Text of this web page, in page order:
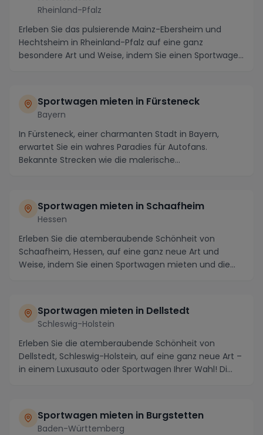
Rheinland-Pfalz
Erleben Sie das pulsierende Mainz-Ebersheim und
Hechtsheim in Rheinland-Pfalz auf eine ganz
besondere Art und Weise, indem Sie einen Sportwagen
Sportwagen mieten in Fürsteneck
Bayern
In Fürsteneck, einer charmanten Stadt in Bayern,
erwartet Sie ein wahres Paradies für Autofans.
Bekannte Strecken wie die malerische
Sportwagen mieten in Schaafheim
Hessen
Erleben Sie die atemberaubende Schönheit von
Schaafheim, Hessen, auf eine ganz neue Art und
Weise, indem Sie einen Sportwagen mieten und die
Sportwagen mieten in Dellstedt
Schleswig-Holstein
Erleben Sie die atemberaubende Schönheit von
Dellstedt, Schleswig-Holstein, auf eine ganz neue Art –
in einem Luxusauto oder Sportwagen Ihrer Wahl! Di...
Sportwagen mieten in Burgstetten
Baden-Württemberg